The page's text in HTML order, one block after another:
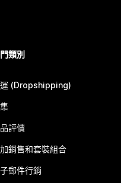
類別
(Dropshipping)
評價
銷售和套裝組合
郵件行銷